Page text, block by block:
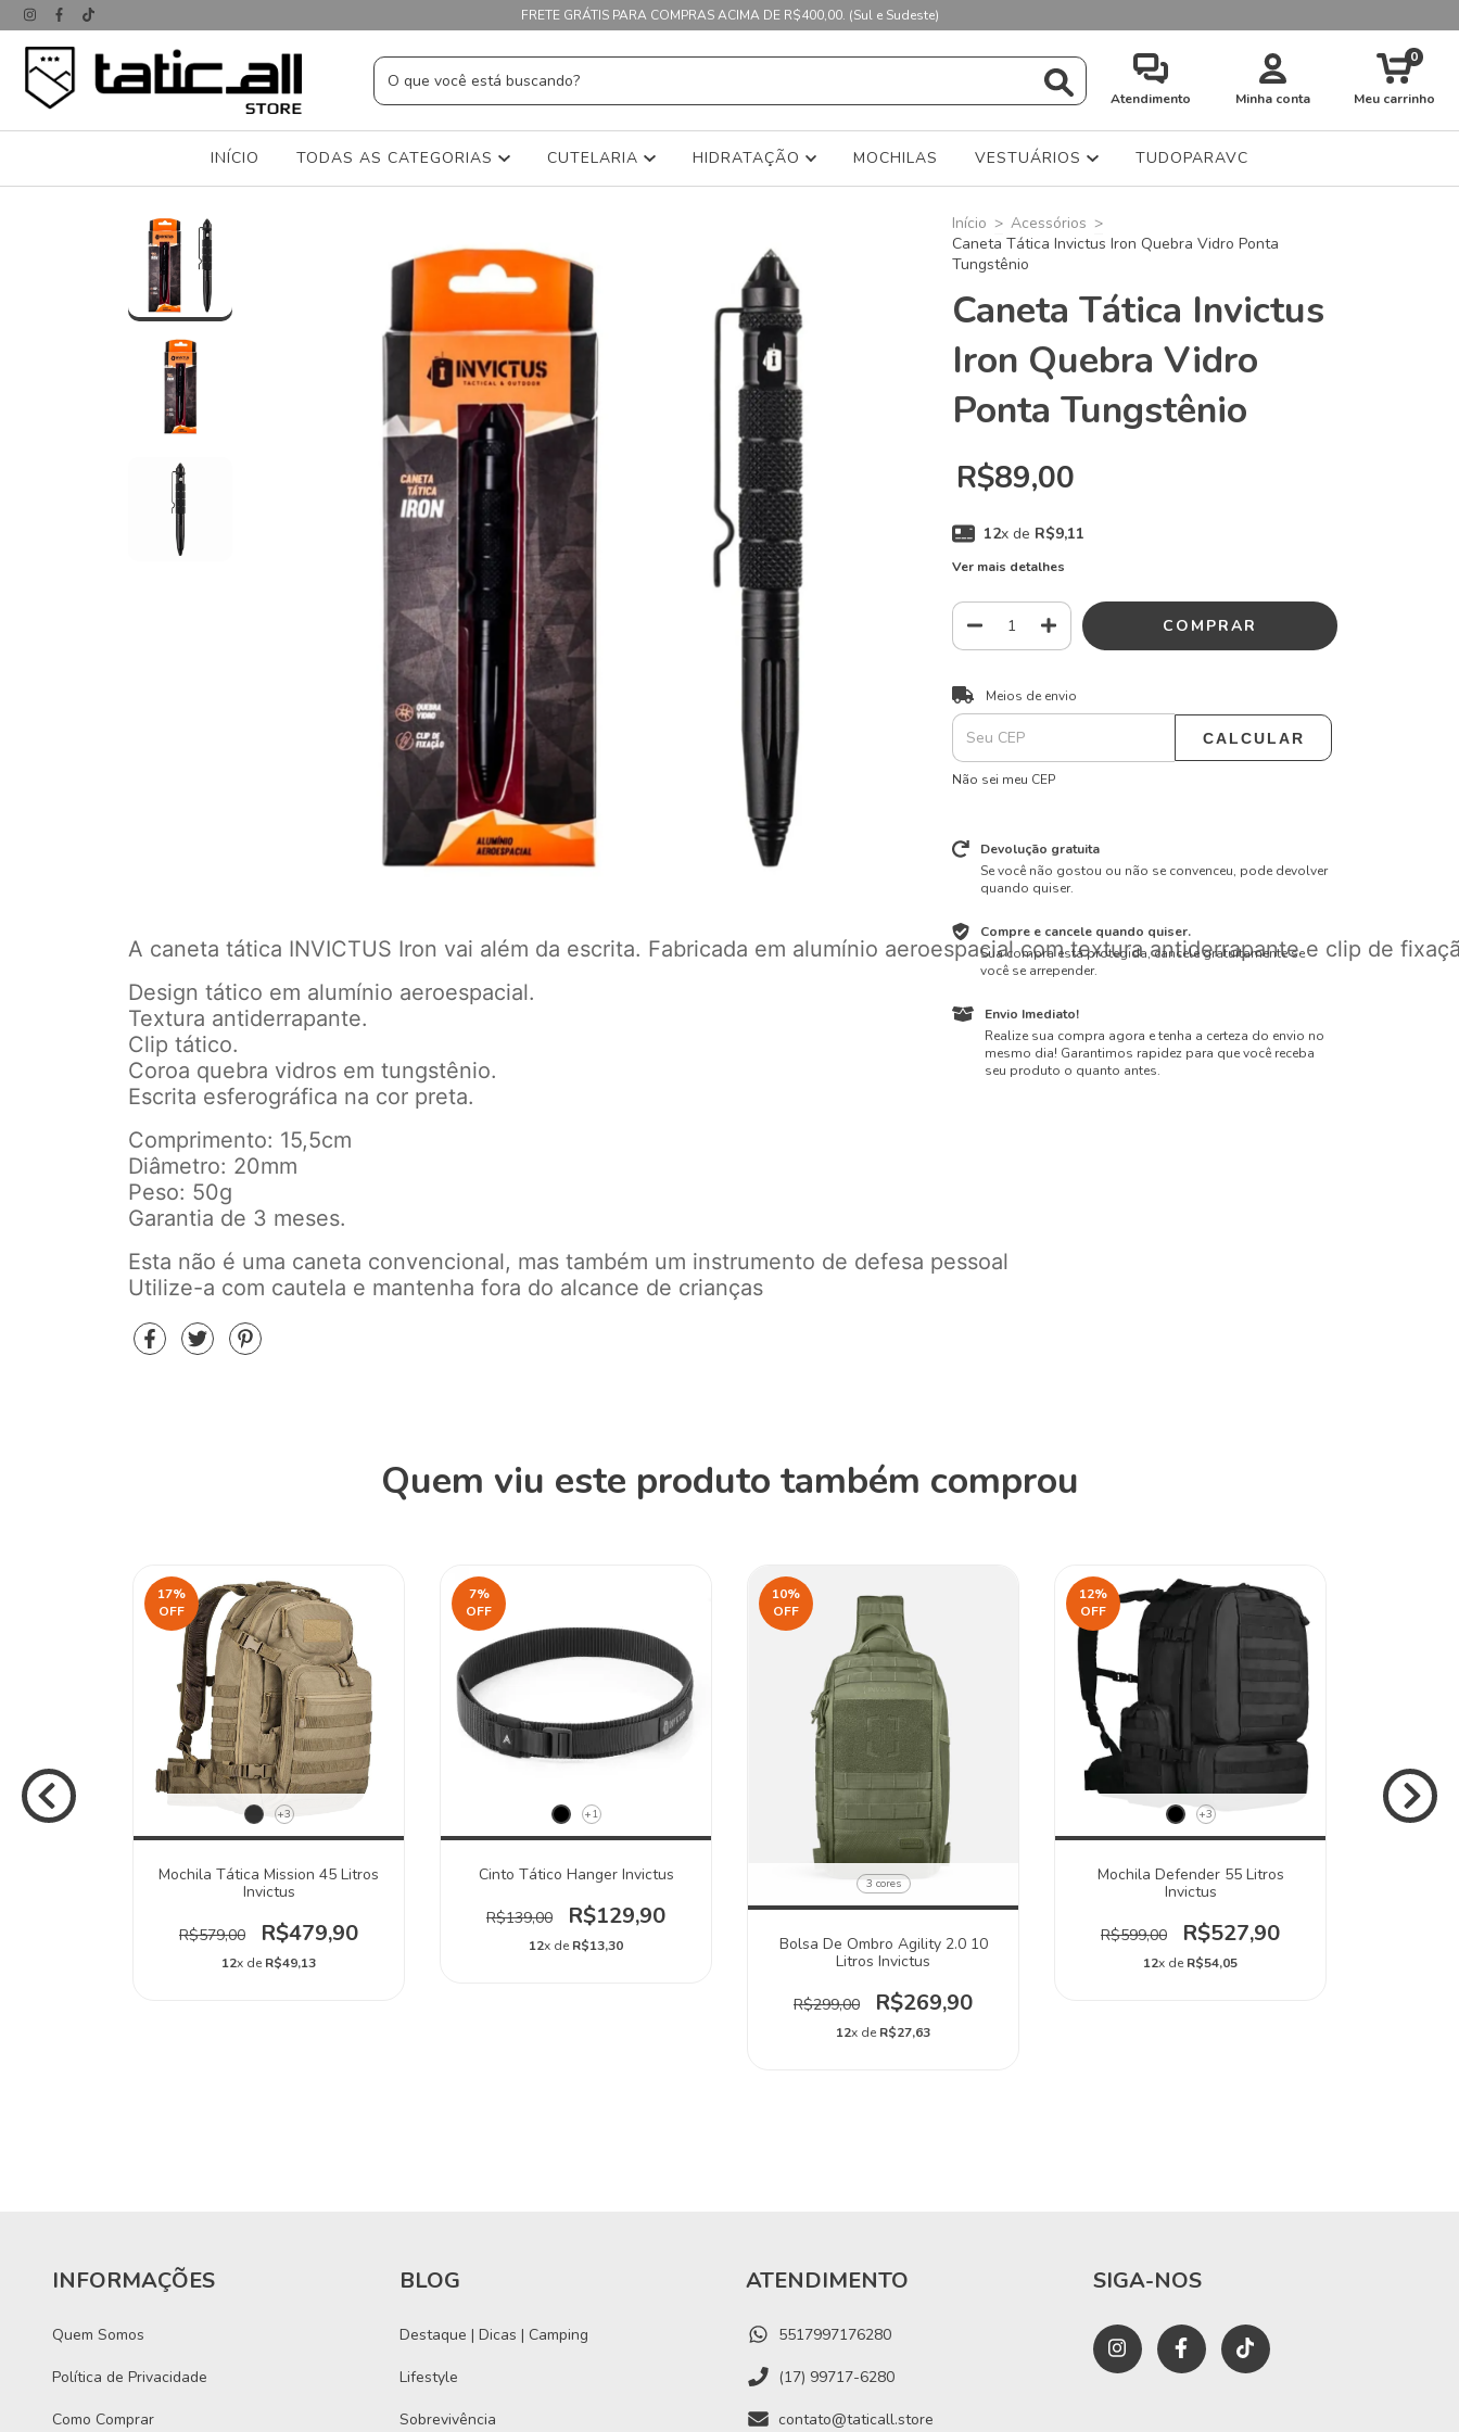
FRETE GRÁTIS PARA COMPRAS ACIMA DE R$400,00. (Sul e Sudeste)
Atendimento Minha conta Meu carrinho
0
INÍCIO TODAS AS CATEGORIAS CUTELARIA HIDRATAÇÃO MOCHILAS VESTUÁRIOS TUDOPARAVC
A caneta tática INVICTUS Iron vai além da escrita. Fabricada em alumínio aeroespacial com textura antiderrapante e clip de
Design tático em alumínio aeroespacial.
Textura antiderrapante.
Clip tático.
Coroa quebra vidros em tungstênio.
Escrita esferográfica na cor preta.
Comprimento: 15,5cm
Diâmetro: 20mm
Peso: 50g
Garantia de 3 meses.
Esta não é uma caneta convencional, mas também um instrumento de defesa pessoal
Utilize-a com cautela e mantenha fora do alcance de crianças
Início > Acessórios >
Caneta Tática Invictus Iron Quebra Vidro Ponta
Tungstênio
Caneta Tática Invictus
Iron Quebra Vidro
Ponta Tungstênio
R$89,00
12x de R$9,11
Ver mais detalhes
Entregas para o CEP:
Meios de envio
CALCULAR
Não sei meu CEP
Devolução gratuita
Se você não gostou ou não se convenceu, pode devolver
quando quiser.
Compre e cancele quando quiser.
Sua compra está protegida, cancele gratuitamente se
você se arrepender.
Envio Imediato!
Realize sua compra agora e tenha a certeza do envio no
mesmo dia! Garantimos rapidez para que você receba
seu produto o quanto antes.
Quem viu este produto também comprou
17%
OFF
+3
Mochila Tática Mission 45 Litros
Invictus
R$579,00 R$479,90
12x de R$49,13
7%
OFF
+1
Cinto Tático Hanger Invictus
R$139,00 R$129,90
12x de R$13,30
10%
OFF
3 cores
Bolsa De Ombro Agility 2.0 10
Litros Invictus
R$299,00 R$269,90
12x de R$27,63
12%
OFF
+3
Mochila Defender 55 Litros
Invictus
R$599,00 R$527,90
12x de R$54,05
INFORMAÇÕES
Quem Somos
Política de Privacidade
Como Comprar
BLOG
Destaque | Dicas | Camping
Lifestyle
Sobrevivência
ATENDIMENTO
5517997176280
(17) 99717-6280
contato@taticall.store
SIGA-NOS